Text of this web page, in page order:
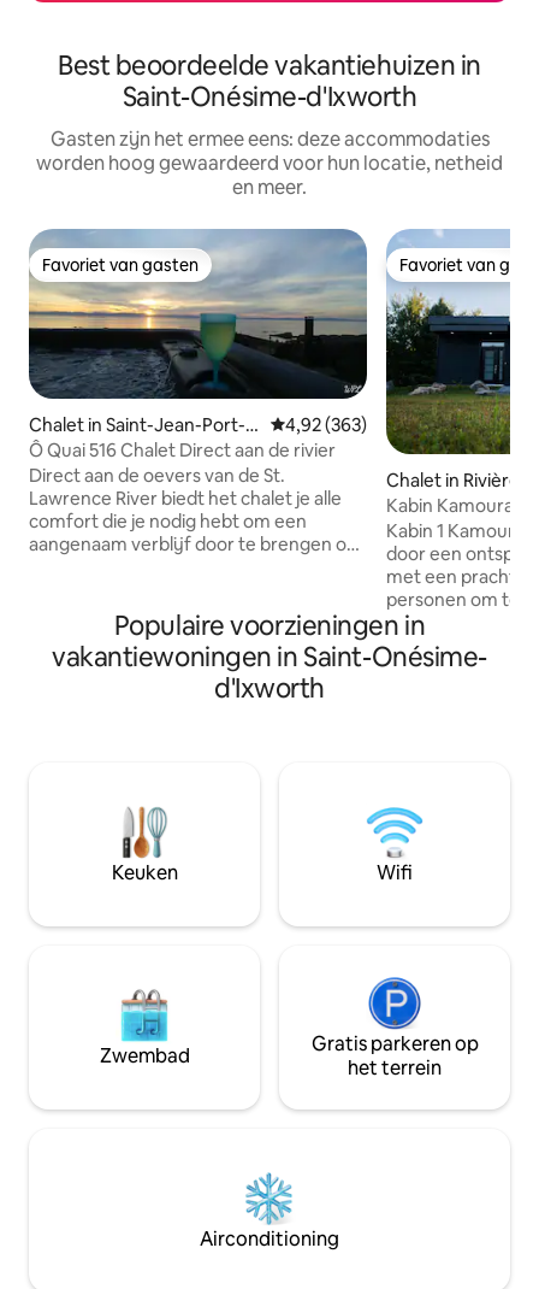
Best beoordeelde vakantiehuizen in
Saint-Onésime-d'Ixworth
Gasten zijn het ermee eens: deze accommodaties
worden hoog gewaardeerd voor hun locatie, netheid
en meer.
Favoriet van gasten
Favoriet van gasten
Chalet in Saint-Jean-Port-J
oli
Gemiddelde beoordeling van
4,92 (363)
Ô Quai 516 Chalet Direct aan de rivier
Direct aan de oevers van de St.
Lawrence River biedt het chalet je alle
comfort die je nodig hebt om een
aangenaam verblijf door te brengen op
zonsondergangen...** * Spa on the River
4 seizoenen , Foyer ext.***De perfecte
plek om te ontspannen en van het
buitenleven te genieten. Het chalet is
uitgerust met voorzieningen,
Favoriet van
Favoriet van
Chalet in Rivière-
Kabin
Kabin 1
door een
met een
personen om te
Comfortabel,
laadstation voor
aanvraag. Geniet van de natuur en
vijf minuten lopen. We hebben
tweede identiek
Kamouraska in
Populaire voorzieningen in
vakantiewoningen in Saint-Onésime-
d'Ixworth
Keuken Wifi
Zwembad
Gratis parkeren op
het terrein
Airconditioning